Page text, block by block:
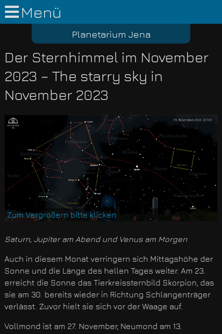
Menü
Planetarium Jena
Der Sternhimmel im November
2023 – The starry sky in
November 2023
Zum Vergrößern bitte klicken.
Saturn, Jupiter am Abend und Venus am Morgen
Auch in diesem Monat verringern sich Mittagshöhe der
Sonne und die Länge des hellen Tages weiter. Am 23.
erreicht die Sonne das Tierkreissternbild Skorpion, das
sie am 30. bereits wieder in Richtung Schlangenträger
verlässt. Zuvor hielt sie sich vor der Waage auf.
Vollmond ist am 27. November, Neumond am 13.